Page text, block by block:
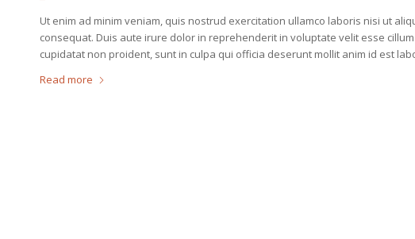
Ut enim ad minim veniam, quis nostrud exercitation ullamco laboris nisi ut
consequat. Duis aute irure dolor in reprehenderit in voluptate velit esse
cupidatat non proident, sunt in culpa qui officia deserunt mollit anim id est
Read more